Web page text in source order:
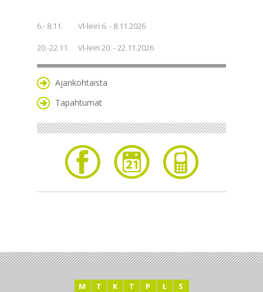
6.- 8.11. Vl-leiri 6. - 8.11.2026
20.-22.11. Vl-leiri 20. - 22.11.2026
Ajankohtaista
Tapahtumat
M T K T P L
S